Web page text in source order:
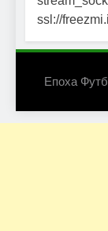
ssl://
Епоха